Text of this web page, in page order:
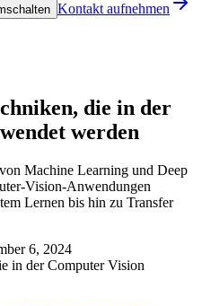
Kontakt aufnehmen
die in der
werden
Machine Learning und Deep
Vision-Anwendungen
Lernen bis hin zu Transfer
6, 2024